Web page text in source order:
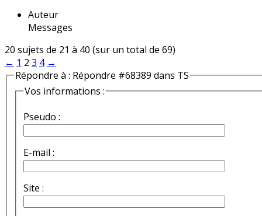
Auteur
Messages
20 sujets de 21 à 40 (sur un total de 69)
← 1 2 3 4 →
Répondre à : Répondre #68389 dans TS
Vos informations :
Pseudo :
E-mail :
Site :